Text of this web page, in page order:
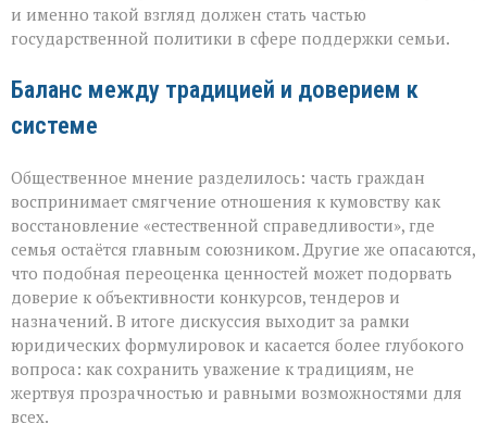
и именно такой взгляд должен стать частью
государственной политики в сфере поддержки семьи.
Баланс между традицией и доверием к
системе
Общественное мнение разделилось: часть граждан
воспринимает смягчение отношения к кумовству как
восстановление «естественной справедливости», где
семья остаётся главным союзником. Другие же опасаются,
что подобная переоценка ценностей может подорвать
доверие к объективности конкурсов, тендеров и
назначений. В итоге дискуссия выходит за рамки
юридических формулировок и касается более глубокого
вопроса: как сохранить уважение к традициям, не
жертвуя прозрачностью и равными возможностями для
всех.